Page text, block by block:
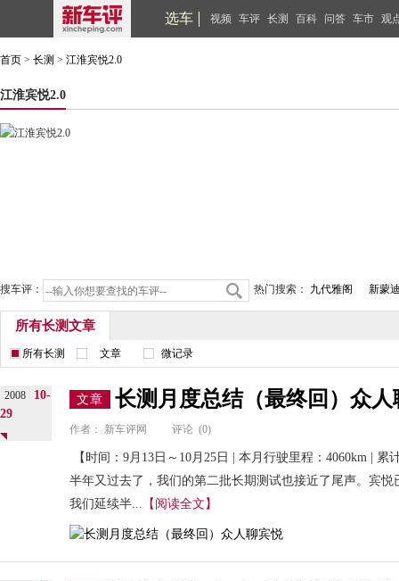
选车 视频 车评 长测 百科 问答 车市 观
首页 > 长测 > 江淮宾悦2.0
江淮宾悦2.0
搜车评： 热门搜索： 九代雅阁 新蒙
所有长测文章
所有长测 文章 微记录
2008
10-
29
文章 长测月度总结（最终回）众人
作者： 新车评网 评论 (0)
【时间：9月13日～10月25日 | 本月行驶里程：4060km |
半年又过去了，我们的第二批长期测试也接近了尾声。宾
我们延续半... 【阅读全文】